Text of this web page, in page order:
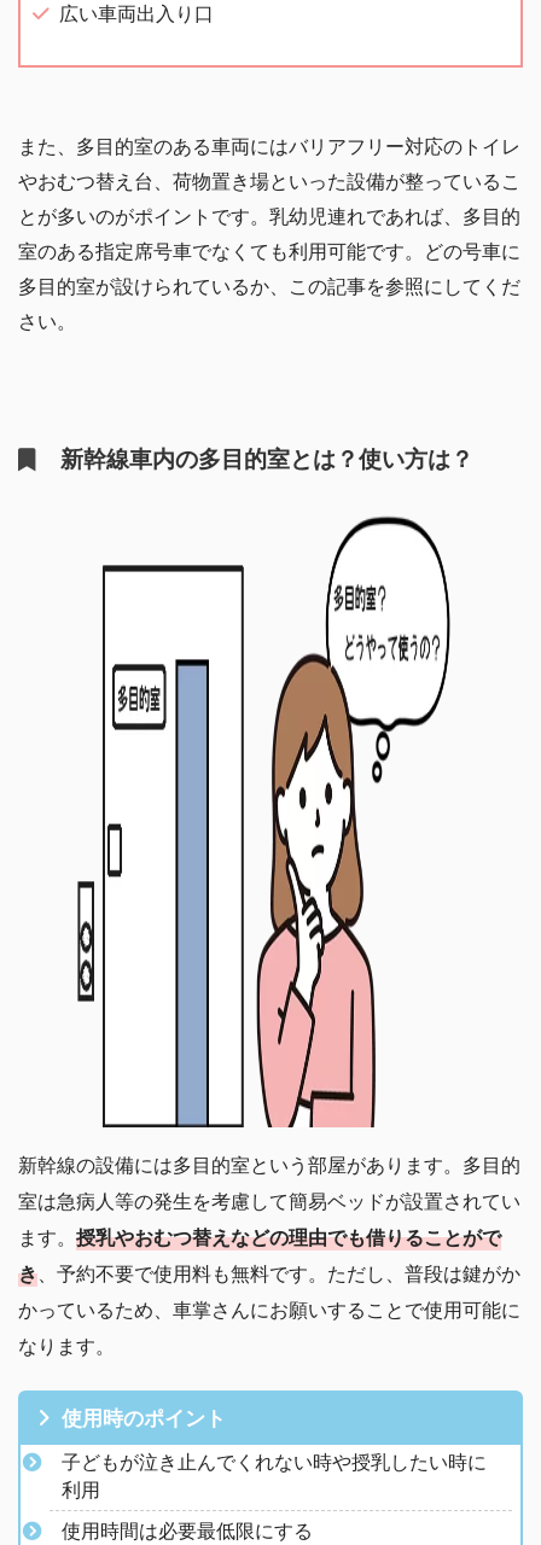
広い車両出入り口
また、多目的室のある車両にはバリアフリー対応のトイレ
やおむつ替え台、荷物置き場といった設備が整っているこ
とが多いのがポイントです。乳幼児連れであれば、多目的
室のある指定席号車でなくても利用可能です。どの号車に
多目的室が設けられているか、この記事を参照にしてくだ
さい。
新幹線車内の多目的室とは？使い方は？
新幹線の設備には多目的室という部屋があります。多目的
室は急病人等の発生を考慮して簡易ベッドが設置されてい
ます。 授乳やおむつ替えなどの理由でも借りることがで
き、予約不要で使用料も無料です。ただし、普段は鍵がか
かっているため、車掌さんにお願いすることで使用可能に
なります。
使用時のポイント
子どもが泣き止んでくれない時や授乳したい時に
利用
使用時間は必要最低限にする